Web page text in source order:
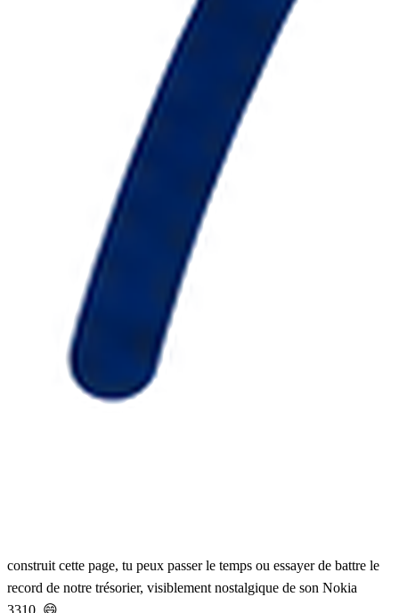
construit cette page, tu peux passer le temps ou essayer de battre le
record de notre trésorier, visiblement nostalgique de son Nokia
3310. 😄